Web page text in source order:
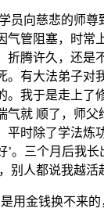
员向慈悲的师尊
气管阻塞，时常
折腾许久，还是
。有大法弟子对
。我于是走上了
气就 顺了，师父
平时除了学法炼
’。三个月后我
别人都说我越活
用金钱换不来的